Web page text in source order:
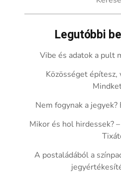
Legutóbbi
Vibe és adatok a pult
Közösséget építesz,
Nem fogynak a
Mikor és hol hirdessek?
A postaládából a